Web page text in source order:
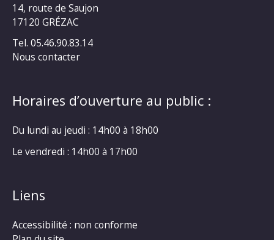
14, route de Saujon
17120 GRÉZAC
Tel. 05.46.90.83.14
Nous contacter
Horaires d’ouverture au public :
Du lundi au jeudi : 14h00 à 18h00
Le vendredi : 14h00 à 17h00
Liens
Accessibilité : non conforme